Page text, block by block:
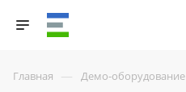
Главная — Демо-оборудование